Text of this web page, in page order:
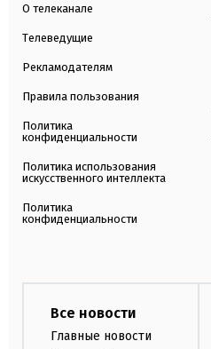
О телеканале
Телеведущие
Рекламодателям
Правила пользования
Политика
конфиденциальности
Политика использования
искусственного интеллекта
Политика
конфиденциальности
Все новости
Главные новости